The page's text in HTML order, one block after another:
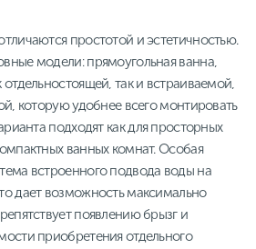
простотой и эстетичностью.
модели: прямоугольная ванна,
так и встраиваемой,
которую удобнее всего монтировать
подходят как для просторных
ванных комнат. Особая
встроенного подвода воды на
дает возможность максимально
появлению брызг и
приобретения отдельного